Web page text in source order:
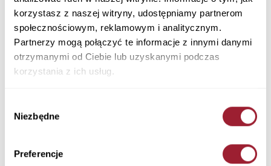
korzystasz z naszej witryny, udostępniamy partnerom
społecznościowym, reklamowym i analitycznym.
Partnerzy mogą połączyć te informacje z innymi danymi
otrzymanymi od Ciebie lub uzyskanymi podczas
korzystania z ich usług.
zgody
Niezbędne
Preferencje